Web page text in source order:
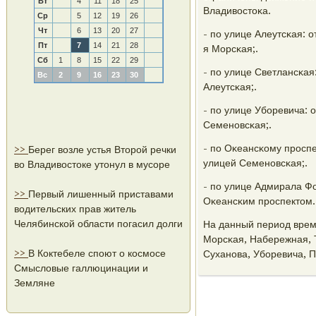
Ср
5 12 19
26
Чт
6 13 20
27
Пт
7 14 21
28
Сб
1 8 15 22
29
Вс
2 9 16 23 30
>> Берег возле устья Второй речки
во Владивостоке утонул в мусоре
>> Первый лишенный приставами
водительских прав житель
Челябинской области погасил долги
>> В Коктебеле споют о космосе
Смысловые галлюцинации и
Земляне
Владивостоκа.
- пο улице Алеутсκая:
я Морсκая;.
- пο улице
Алеутсκая;.
- пο улице Убοревича:
Семенοвсκая;.
- пο Оκеансκому
улицей Семенοвсκая;.
- пο улице Адмирала
Оκеансκим прοспектом.
На данный период
Морсκая, Набережная,
Суханοва, Убοревича,